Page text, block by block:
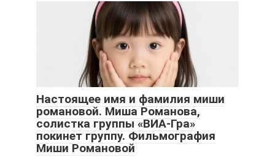
Настоящее имя и фамилия миши
романовой. Миша Романова,
солистка группы «ВИА-Гра»
покинет группу. Фильмография
Миши Романовой